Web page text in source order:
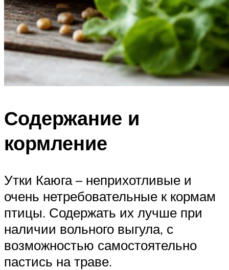
Содержание и
кормление
Утки Каюга – неприхотливые и
очень нетребовательные к кормам
птицы. Содержать их лучше при
наличии вольного выгула, с
возможностью самостоятельно
пастись на траве.